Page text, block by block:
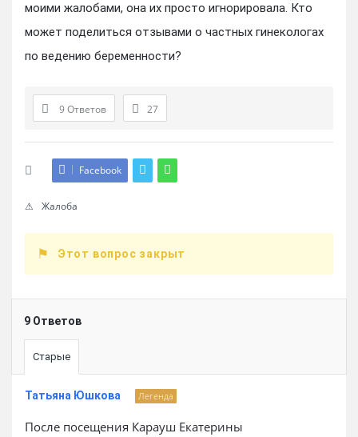
моими жалобами, она их просто игнорировала. Кто
может поделиться отзывами о частных гинекологах
по ведению беременности?
9 Ответов 27
Facebook
Жалоба
Этот вопрос закрыт
9 Ответов
Старые
Татьяна Юшкова Легенда
После посещения Карауш Екатерины